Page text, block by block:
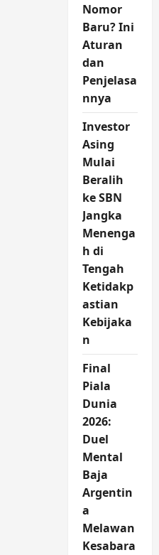
Nomor
Baru? Ini
Aturan
dan
Penjelasa
nnya
Investor
Asing
Mulai
Beralih
ke SBN
Jangka
Menenga
h di
Tengah
Ketidakp
astian
Kebijaka
n
Final
Piala
Dunia
2026:
Duel
Mental
Baja
Argentin
a
Melawan
Kesabara